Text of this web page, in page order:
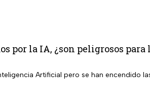
por la IA, ¿son peligrosos para
Artificial pero se han encendido